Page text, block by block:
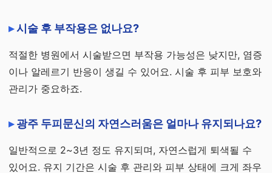
시술 후 부작용은 없나요?
적절한 병원에서 시술받으면 부작용 가능성은 낮지만, 염증
이나 알레르기 반응이 생길 수 있어요. 시술 후 피부 보호와
관리가 중요하죠.
광주 두피문신의 자연스러움은 얼마나 유지되나요?
일반적으로 2~3년 정도 유지되며, 자연스럽게 퇴색될 수
있어요. 유지 기간은 시술 후 관리와 피부 상태에 크게 좌우